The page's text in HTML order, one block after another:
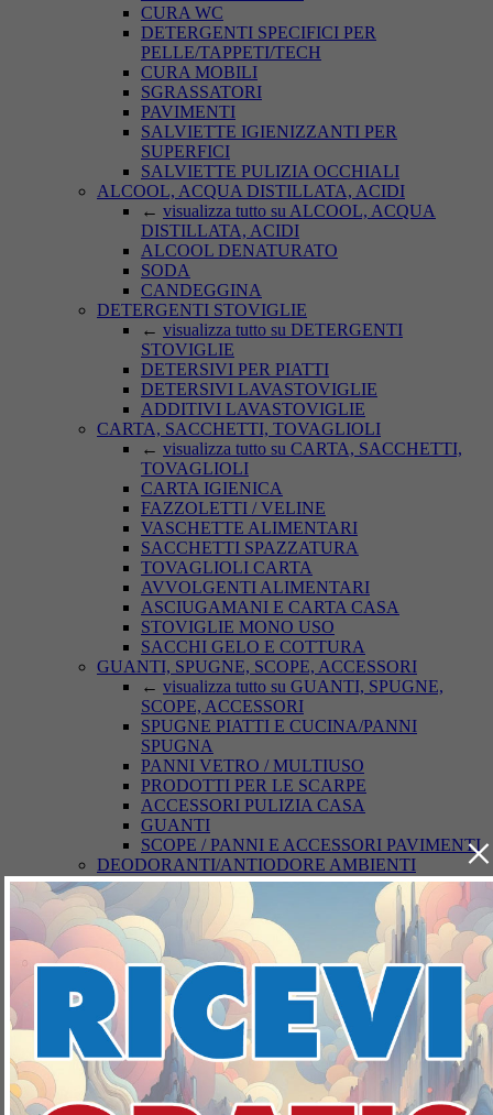
CURA WC
DETERGENTI SPECIFICI PER
PELLE/TAPPETI/TECH
CURA MOBILI
SGRASSATORI
PAVIMENTI
SALVIETTE IGIENIZZANTI PER
SUPERFICI
SALVIETTE PULIZIA OCCHIALI
ALCOOL, ACQUA DISTILLATA, ACIDI
← visualizza tutto su ALCOOL, ACQUA
DISTILLATA, ACIDI
ALCOOL DENATURATO
SODA
CANDEGGINA
DETERGENTI STOVIGLIE
← visualizza tutto su DETERGENTI
STOVIGLIE
DETERSIVI PER PIATTI
DETERSIVI LAVASTOVIGLIE
ADDITIVI LAVASTOVIGLIE
CARTA, SACCHETTI, TOVAGLIOLI
← visualizza tutto su CARTA, SACCHETTI,
TOVAGLIOLI
CARTA IGIENICA
FAZZOLETTI / VELINE
VASCHETTE ALIMENTARI
SACCHETTI SPAZZATURA
TOVAGLIOLI CARTA
AVVOLGENTI ALIMENTARI
ASCIUGAMANI E CARTA CASA
STOVIGLIE MONO USO
SACCHI GELO E COTTURA
GUANTI, SPUGNE, SCOPE, ACCESSORI
← visualizza tutto su GUANTI, SPUGNE,
SCOPE, ACCESSORI
SPUGNE PIATTI E CUCINA/PANNI
SPUGNA
PANNI VETRO / MULTIUSO
PRODOTTI PER LE SCARPE
ACCESSORI PULIZIA CASA
GUANTI
SCOPE / PANNI E ACCESSORI PAVIMENTI
DEODORANTI/ANTIODORE AMBIENTI
← visualizza tutto su
DEODORANTI/ANTIODORE AMBIENTI
ASSORBIUMIDITA'
DEODORANTI AZIONE CONTINUA
DEODORANTE AZIONE ISTANTANEA
INSETTICIDI
visualizza tutto su INSETTICIDI
INSETTOREPELLENTI/DOPO PUNTURA
ACARICIDI
INSETTICIDI VOLANTI
INSETTICIDI STRISCIANTI
TOPICIDA
×